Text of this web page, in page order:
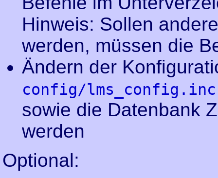
Hinweis: Sollen
werden, müssen die
Ändern der
config/
sowie die Datenbank
werden
Optional: